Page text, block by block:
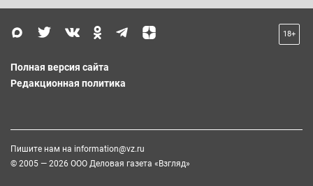
18+
Полная версия сайта
Редакционная политика
Пишите нам на information@vz.ru
© 2005 — 2026 ООО Деловая газета «Взгляд»